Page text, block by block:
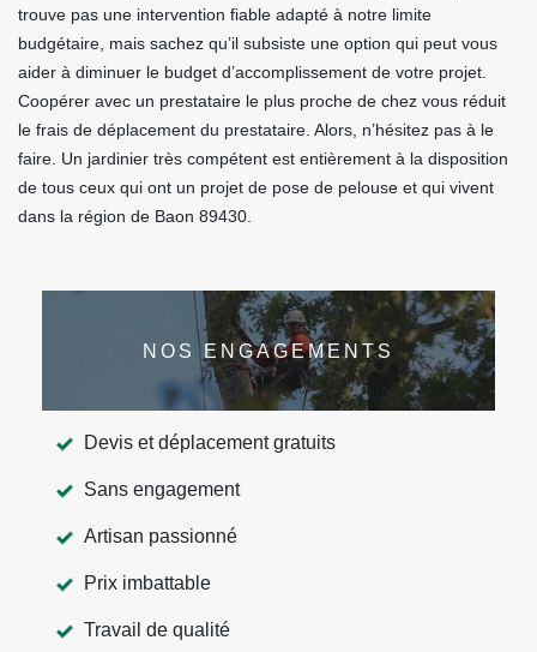
trouve pas une intervention fiable adapté à notre limite
budgétaire, mais sachez qu’il subsiste une option qui peut vous
aider à diminuer le budget d’accomplissement de votre projet.
Coopérer avec un prestataire le plus proche de chez vous réduit
le frais de déplacement du prestataire. Alors, n’hésitez pas à le
faire. Un jardinier très compétent est entièrement à la disposition
de tous ceux qui ont un projet de pose de pelouse et qui vivent
dans la région de Baon 89430.
NOS ENGAGEMENTS
Devis et déplacement gratuits
Sans engagement
Artisan passionné
Prix imbattable
Travail de qualité